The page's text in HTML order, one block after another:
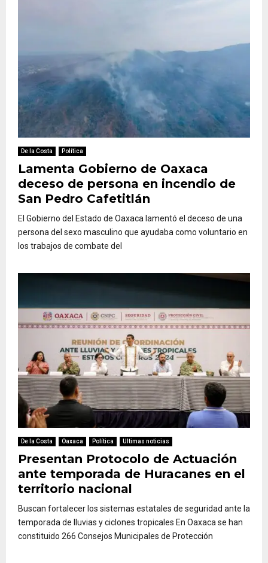
De la Costa Política
Lamenta Gobierno de Oaxaca
deceso de persona en incendio de
San Pedro Cafetitlán
El Gobierno del Estado de Oaxaca lamentó el deceso de una
persona del sexo masculino que ayudaba como voluntario en
los trabajos de combate del
De la Costa Oaxaca Política Ultimas noticias
Presentan Protocolo de Actuación
ante temporada de Huracanes en el
territorio nacional
Buscan fortalecer los sistemas estatales de seguridad ante la
temporada de lluvias y ciclones tropicales En Oaxaca se han
constituido 266 Consejos Municipales de Protección